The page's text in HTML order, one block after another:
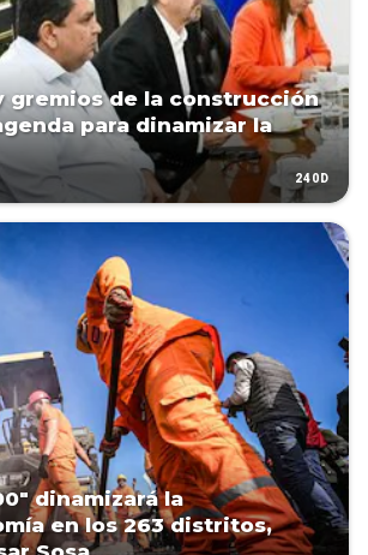
gremios de la construcción
para dinamizar la
240D
dinamizará la
en los 263 distritos,